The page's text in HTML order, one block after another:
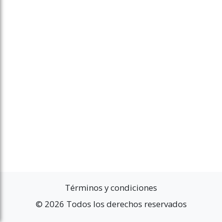
Términos y condiciones
© 2026 Todos los derechos reservados